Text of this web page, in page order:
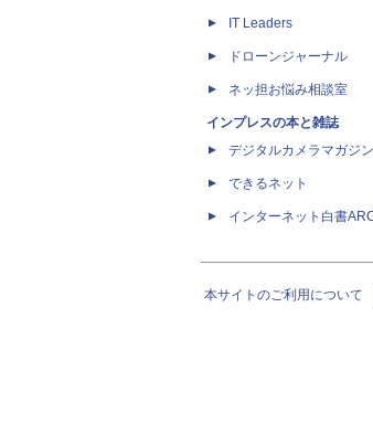
IT Leaders
ドローンジャーナル
ネッ担お悩み相談室
インプレスの本と雑誌
デジタルカメラマガジン
できるネット
インターネット白書
本サイトのご利用について